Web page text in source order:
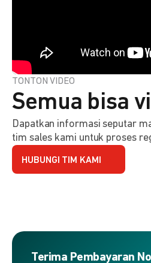
TONTON VIDEO
Semua bisa
Dapatkan informasi seputar
tim sales kami untuk proses
HUBUNGI TIM KAMI
Terima Pembayaran